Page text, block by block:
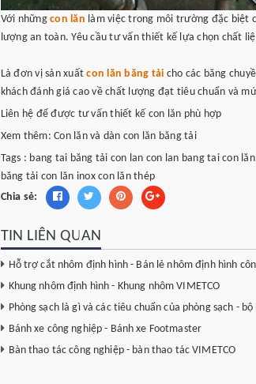
Với những con lăn làm việc trong môi trường đặc biệt
lượng an toàn. Yêu cầu tư vấn thiết kế lựa chọn chất
Là đơn vị sản xuấtcon lăn băng tải cho các băng
khách đánh giá cao về chất lượng đạt tiêu chuẩn và
Liên hệ để được tư vấn thiết kế con lăn phù hợp
Xem thêm: Con lăn và dàn con lăn băng tải
Tags : bang tai băng tải con lan con lan bang tai con lăn
băng tải con lăn inox con lăn thép
Chia sẻ:
TIN LIÊN QUAN
Hỗ trợ cắt nhôm định hình - Bán lẻ nhôm định hình
Khung nhôm định hình - Khung nhôm VIMETCO
Phòng sạch là gì và các tiêu chuẩn của phòng sạch -
Bánh xe công nghiệp - Bánh xe Footmaster
Bàn thao tác công nghiệp - bàn thao tác VIMETCO